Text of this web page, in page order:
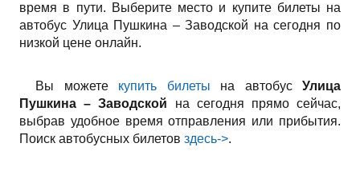
время в пути. Выберите место и купите билеты на
автобус Улица Пушкина – Заводской на сегодня по
низкой цене онлайн.
Вы можете купить билеты на автобус Улица
Пушкина – Заводской на сегодня прямо сейчас,
выбрав удобное время отправления или прибытия.
Поиск автобусных билетов здесь->.